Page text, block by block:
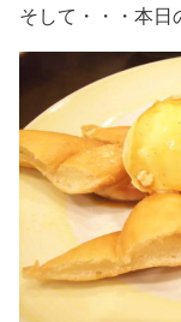
そして・・・本日